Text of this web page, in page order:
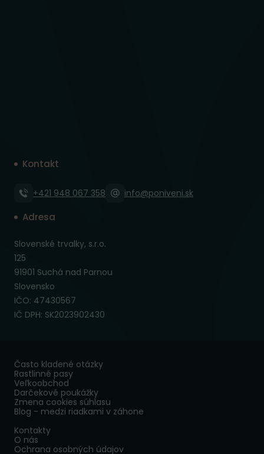
Kontakt
+421 948 067 358 info@poniveni.sk
Adresa
Slovenské trvalky, s.r.o.
125
91901 Suchá nad Parnou
Slovensko
IČO: 47430567
IČ DPH: SK2023902430
Často kladené otázky
Rastlinné pasy
Veľkoobchod
Darčekové poukážky
Zmena cookies súhlasu
Blog - medzi riadkami v záhone
Kontakty
O nás
Ochrana osobných údajov